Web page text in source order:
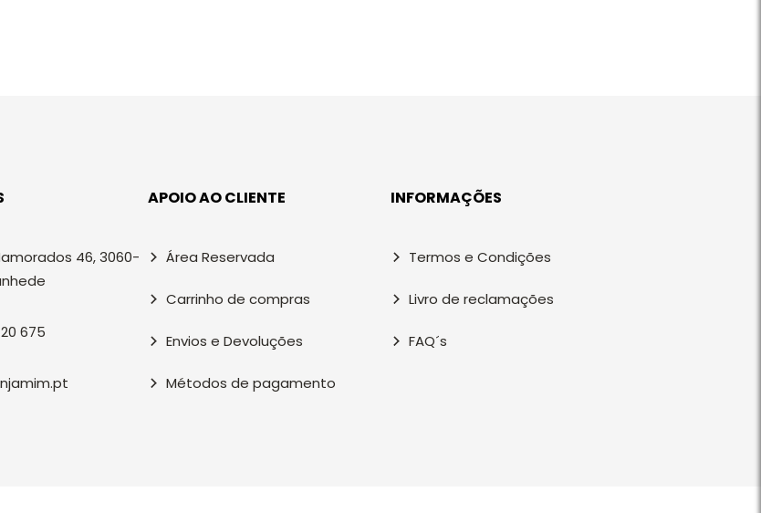
46, 3060-
675
APOIO AO CLIENTE
Área Reservada
Carrinho de compras
Envios e Devoluções
Métodos de pagamento
INFORMAÇÕES
Termos e Condições
Livro de reclamações
FAQ´s